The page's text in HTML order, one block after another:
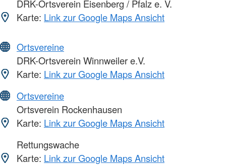
DRK-Ortsverein Eisenberg / Pfalz e. V.
Karte: Link zur Google Maps Ansicht
Ortsvereine
DRK-Ortsverein Winnweiler e.V.
Karte: Link zur Google Maps Ansicht
Ortsvereine
Ortsverein Rockenhausen
Karte: Link zur Google Maps Ansicht
Rettungswache
Karte: Link zur Google Maps Ansicht